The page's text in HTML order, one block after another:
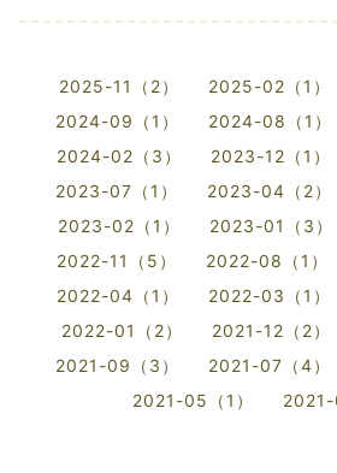
2025-11（2） 2025-02（1）
2024-09（1）
2024-08（1）
2024-02（3）
2023-12（1）
2023-07（1）
2023-04（2）
2023-02（1）
2023-01（3）
2022-11（5）
2022-08（1）
2022-04（1）
2022-03（1）
2022-01（2）
2021-12（2）
2021-09（3）
2021-07（4）
2021-05（1）
2021-